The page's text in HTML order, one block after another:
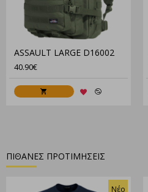
ASSAULT LARGE D16002
40.90€
ΠΙΘΑΝΕΣ ΠΡΟΤΙΜΗΣΕΙΣ
Νέο